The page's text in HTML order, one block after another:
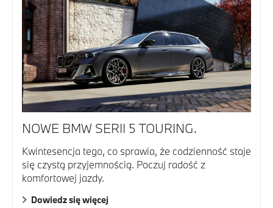
NOWE BMW SERII 5 TOURING.
Kwintesencja tego, co sprawia, że codzienność staje
się czystą przyjemnością. Poczuj radość z
komfortowej jazdy.
Dowiedz się więcej